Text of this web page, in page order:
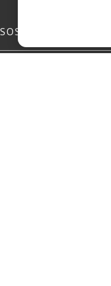
SOSIALE MEDIER